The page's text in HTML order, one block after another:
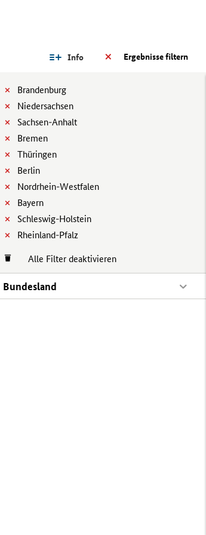
Ergebnisse filtern
Info
Brandenburg
Niedersachsen
Sachsen-Anhalt
Bremen
Thüringen
Berlin
Nordrhein-Westfalen
Bayern
Schleswig-Holstein
Rheinland-Pfalz
Alle Filter deaktivieren
Bundesland